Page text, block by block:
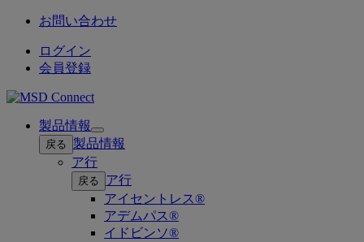
お問い合わせ
ログイン
会員登録
製品情報
Open
submenu
戻る 製品情報
ア行
戻る
ア行
アイセントレス®
アデムパス®
イドビンソ®